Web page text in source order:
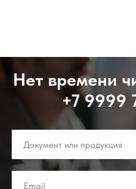
Нет времени
+7 9999